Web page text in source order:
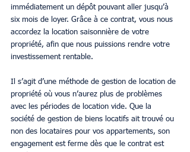
immédiatement un dépôt pouvant aller jusqu’à
six mois de loyer. Grâce à ce contrat, vous nous
accordez la location saisonnière de votre
propriété, afin que nous puissions rendre votre
investissement rentable.
Il s’agit d’une méthode de gestion de location de
propriété où vous n’aurez plus de problèmes
avec les périodes de location vide. Que la
société de gestion de biens locatifs ait trouvé ou
non des locataires pour vos appartements, son
engagement est ferme dès que le contrat est